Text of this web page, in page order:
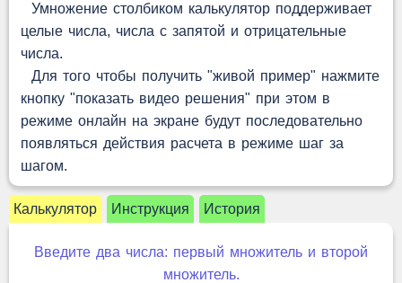
Умножение столбиком калькулятор поддерживает
целые числа, числа с запятой и отрицательные
числа.
Для того чтобы получить "живой пример" нажмите
кнопку "показать видео решения" при этом в
режиме онлайн на экране будут последовательно
появляться действия расчета в режиме шаг за
шагом.
Калькулятор Инструкция История
Введите два числа: первый множитель и второй
множитель.